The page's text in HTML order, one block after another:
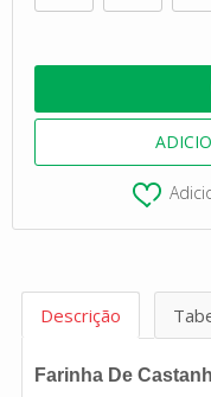
Descrição
Farinha De